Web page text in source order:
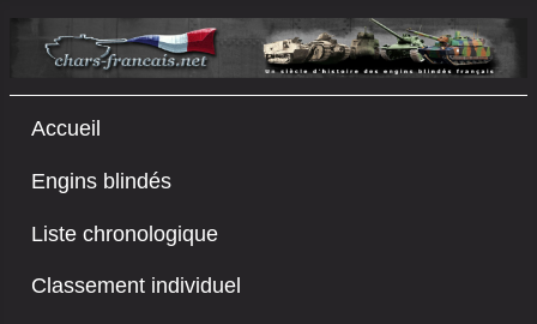
Accueil
Engins blindés
Liste chronologique
Classement individuel